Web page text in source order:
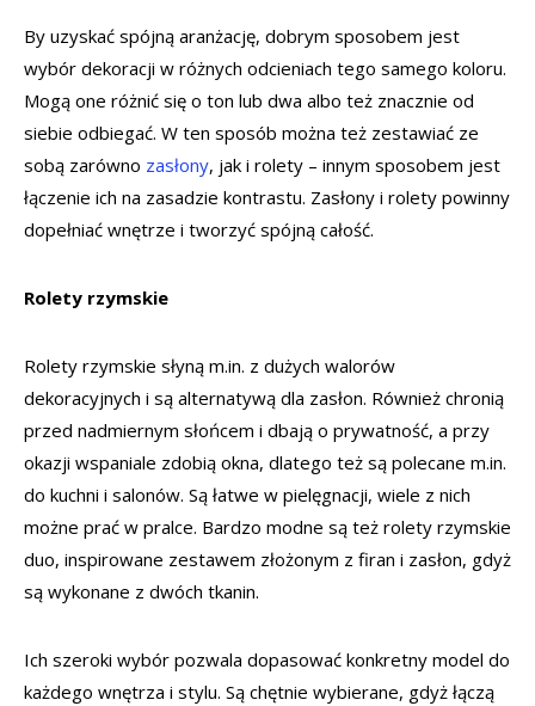
By uzyskać spójną aranżację, dobrym sposobem jest
wybór dekoracji w różnych odcieniach tego samego koloru.
Mogą one różnić się o ton lub dwa albo też znacznie od
siebie odbiegać. W ten sposób można też zestawiać ze
sobą zarówno zasłony, jak i rolety – innym sposobem jest
łączenie ich na zasadzie kontrastu. Zasłony i rolety powinny
dopełniać wnętrze i tworzyć spójną całość.
Rolety rzymskie
Rolety rzymskie słyną m.in. z dużych walorów
dekoracyjnych i są alternatywą dla zasłon. Również chronią
przed nadmiernym słońcem i dbają o prywatność, a przy
okazji wspaniale zdobią okna, dlatego też są polecane m.in.
do kuchni i salonów. Są łatwe w pielęgnacji, wiele z nich
możne prać w pralce. Bardzo modne są też rolety rzymskie
duo, inspirowane zestawem złożonym z firan i zasłon, gdyż
są wykonane z dwóch tkanin.
Ich szeroki wybór pozwala dopasować konkretny model do
każdego wnętrza i stylu. Są chętnie wybierane, gdyż łączą